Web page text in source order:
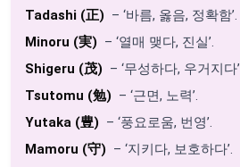
Tadashi (正) – ‘바름, 옳음, 정확함’.
Minoru (実) – ‘열매 맺다, 진실’.
Shigeru (茂) – ‘무성하다, 우거지다’.
Tsutomu (勉) – ‘근면, 노력’.
Yutaka (豊) – ‘풍요로움, 번영’.
Mamoru (守) – ‘지키다, 보호하다’.